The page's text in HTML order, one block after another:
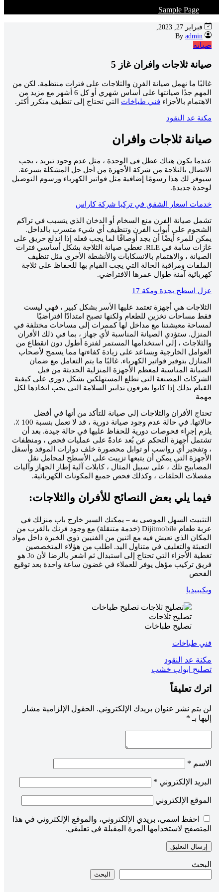
Sample Page
فبراير 27, 2023,
admin
صيانة
صيانة ثلاجات وافران غاز 5
غالبًا ما نهمل صيانة الفرن والثلاجات على فترات منتظمة. لكن من
المهم جدًا صيانتها على أساس شهري أو كل 6 أشهر مع مزيد من
الاهتمام بالأجزاء فني طباخات التي تحتاج إلى تنظيف متكرر أكثر.
مكنة عد النقود
صيانة ثلاجات وافران
عندما يكون هناك عطل في الوحدة ، مثل عدم وجود تبريد ، يجب
الاتصال بالثلاجة من شركة الأجهزة من أجل حل المشكلة بسرعة.
سيوفر لك هذا رسومًا إضافية مثل فواتير الكهرباء ورسوم التوصيل
لوحدة جديدة.
خدمات اسعار الشقق في تركيا شركة كاراس
تشمل صيانة الفرن منع السخام أو الدخان الذي يتسبب في تراكم
الشحوم على أبواب الفرن وتنظيف أي شيء متسرب بالداخل.
يمكن للمرء أيضًا أن يجد أوصافًا لما يجب فعله إذا اندلع حريق على
غازات سامة في RLE. تغطي صيانة الثلاجة بشكل أساسي فترات
الصيانة ، والاهتمام بالانسكابات والأنشطة الأخرى مثل تنظيف
الملفات ومراقبة الحالة التي يجب القيام بها للحفاظ على ثلاجة
كهربائية آمنة طوال عمرها الافتراضي.
عزل اسطح بجدة ومكة 17
الثلاجات هي أجهزة تعتمد عليها الأسر بشكل كبير ، فهي ليست
فقط مساحات تخزين للطعام ولكنها تصبح امتدادًا افتراضيًا
لمساحة معيشتنا مع مداخل لها كممرات إلى مساحات مختلفة في
المنزل. ستؤدي الصيانة المناسبة لأي جهاز ، بما في ذلك الأفران
والثلاجات ، إلى استخدامها المستمر لفترة أطول دون انقطاع من
العوامل الخارجية ويساعد على زيادة كفاءتها مما يسمح لأصحاب
المنازل بتوفير فواتير الكهرباء. غالبًا ما يتم التعامل مع ضمان
الصيانة المناسبة لمعظم الأجهزة المنزلية الحديثة من قبل
الشركات المصنعة التي تطلع المستهلكين بشكل دوري على كيفية
القيام بذلك إذا كانوا يعرفون تدابير السلامة التي يجب اتخاذها لكل
مهمة
تحتاج الأفران والثلاجات إلى صيانة للتأكد من أنها في أفضل
حالاتها. في حالة عدم وجود صيانة دورية ، قد لا تعمل بنسبة 100 ٪.
يلزم إجراء فحوصات دورية للحفاظ عليها في حالة جيدة. بعد أن
تشتمل أجهزة التحكم عن بُعد عادةً على عمليات فحص ، ومنظفات
، وتفجير أي رواسب أو توابل محصورة خلف دوارات الموقد وأسفل
الأجهزة التي يمكن أن يتبعها تزييت على الأسطح لمحامل نقل
المصابيح تلك ، على سبيل المثال ، كابلات آلية إطار الجهاز وآليات
مفصلات الحلقات ، وكذلك فحص جميع المكونات الكهربائية.
فيما يلي بعض النصائح للأفران والثلاجات:
التثبيت السهل الموصى به – يمكنك السير خارج باب منزلك في
عربة طعام Dijitmobile (خدمة متنقلة) مع وجود فرنك بالقرب من
المكان الذي تعيش فيه مع اثنين من الفنيين ذوي الخبرة داخل مواد
التعبئة والتغليف في متناول اليد. اطلب من هؤلاء المتخصصين
تغطية الأجزاء التي تحتاج إلى استبدال ثم اشعر بالرضا لأن Jo هو
فريق تركيب مؤهل يوفر للعملاء في غضون ساعة واحدة بعد توقيع
الفحص
ويكيبيديا
تصليح ثلاجات
تصليح طباخات
فني طباخات
تصفّح
المقالات
مكنة عد النقود
تصليح ابواب خشب
اترك تعليقاً
لن يتم نشر عنوان بريدك الإلكتروني. الحقول الإلزامية مشار
إليها بـ *
الاسم *
البريد الإلكتروني *
الموقع الإلكتروني
احفظ اسمي، بريدي الإلكتروني، والموقع الإلكتروني في هذا
المتصفح لاستخدامها المرة المقبلة في تعليقي.
البحث
البحث